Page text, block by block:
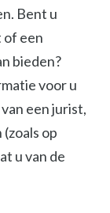
Bent u
of een
bieden?
voor u
een jurist,
op
u van de